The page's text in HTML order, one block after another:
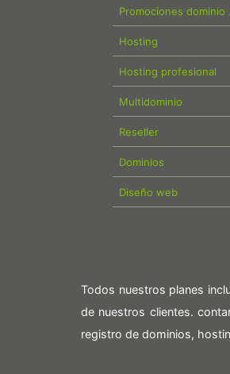
Promociones dominio
Hosting
Hosting profesional
Multidominio
Reseller
Dominios
Diseño web
Todos nuestros planes
de nuestros clientes.
registro de dominios,